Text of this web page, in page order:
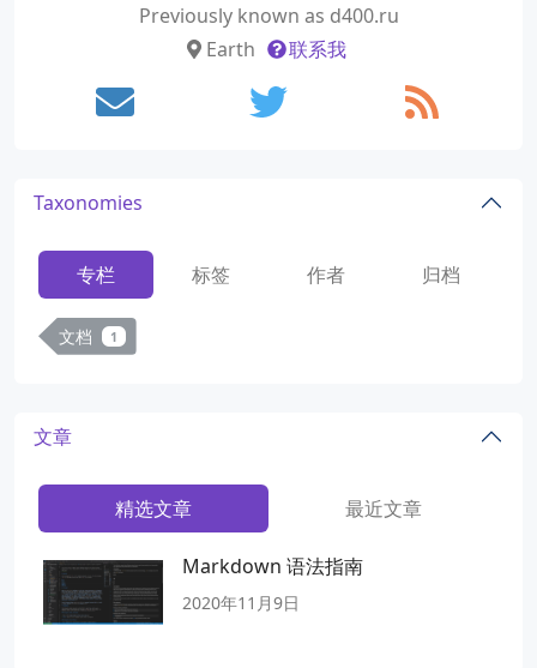
Previously known as d400.ru
Earth
联系我
Taxonomies
专栏 标签 作者 归档
文档 1
文章
精选文章 最近文章
Markdown 语法指南
2020年11月9日